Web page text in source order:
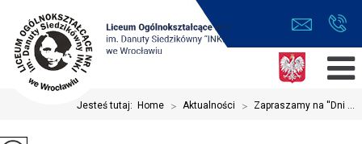
Jesteś tutaj: Home > Aktualności > Zapraszamy na ''Dni ...